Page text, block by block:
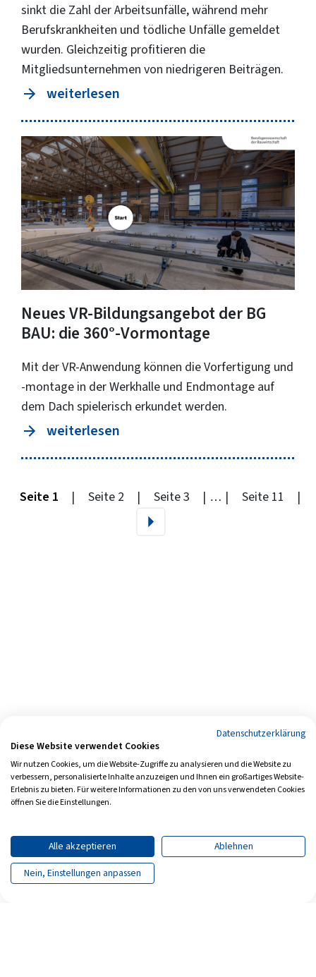
sinkt die Zahl der Arbeitsunfälle, während mehr
Berufskrankheiten und tödliche Unfälle gemeldet
wurden. Gleichzeitig profitieren die
Mitgliedsunternehmen von niedrigeren Beiträgen.
weiterlesen
Neues VR-Bildungsangebot der BG
BAU: die 360°-Vormontage
Mit der VR-Anwendung können die Vorfertigung und
-montage in der Werkhalle und Endmontage auf
dem Dach spielerisch erkundet werden.
weiterlesen
Seite 1 Seite 2 Seite 3 …
Seite 11
Datenschutzerklärung
Diese Website verwendet Cookies
Wir nutzen Cookies, um die Website-Zugriffe zu analysieren und die Website zu
verbessern, personalisierte Inhalte anzuzeigen und Ihnen ein großartiges Website-
Erlebnis zu bieten. Für weitere Informationen zu den von uns verwendeten Cookies
öffnen Sie die Einstellungen.
Alle akzeptieren
Ablehnen
Nein, Einstellungen anpassen